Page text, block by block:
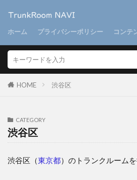
ホーム プライバシーポリシー コンテ
HOME 渋谷区
CATEGORY
渋谷区
渋谷区（東京都）のトランクルーム